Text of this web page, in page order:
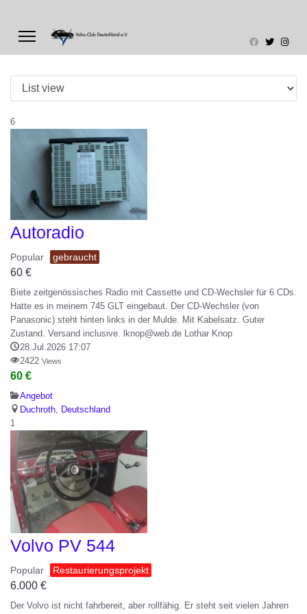
6
Autoradio
Popular gebraucht
60 €
Biete zeitgenössisches Radio mit Cassette und CD-Wechsler für 6 CDs.
Hatte es in meinem 745 GLT eingebaut. Der CD-Wechsler (von
Panasonic) steht hinten links in der Mulde. Mit Kabelsatz. Guter
Zustand. Versand inclusive. lknop@web.de Lothar Knop
28.Jul.2026 17:07
2422 Views
60 €
Angebot
Duchroth, Deutschland
1
Volvo PV 544
Popular Restaurierungsprojekt
6.000 €
Der Volvo ist nicht fahrbereit, aber rollfähig. Er steht seit vielen Jahren